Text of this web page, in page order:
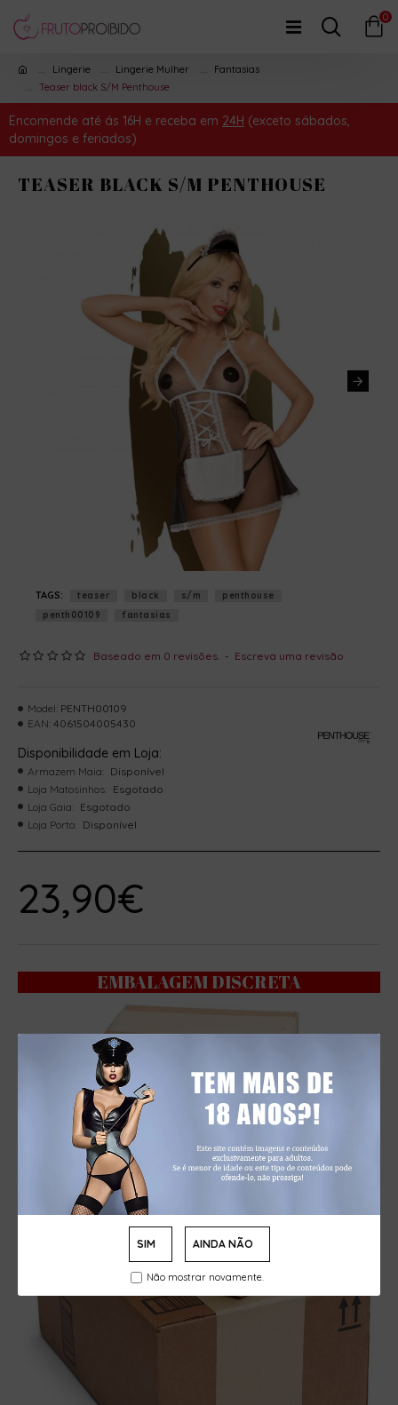
SIM AINDA NÃO
Não mostrar novamente.
0
Lingerie Lingerie Mulher
Fantasias
Teaser black S/M Penthouse
Encomende até ás 16H e receba em 24H (exceto sábados,
domingos e feriados)
TEASER BLACK S/M PENTHOUSE
TAGS: teaser black s/m
penthouse
penth00109
fantasias
Baseado em 0 revisões. - Escreva uma revisão
23,90€
Model: PENTH00109
EAN: 4061504005430
Disponibilidade em Loja:
Armazem Maia:
Disponível
Loja Matosinhos:
Esgotado
Loja Gaia:
Esgotado
Loja Porto:
Disponível
EMBALAGEM DISCRETA